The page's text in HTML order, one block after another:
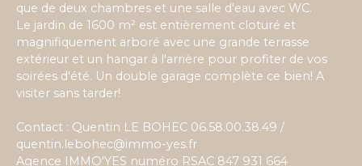
que de deux chambres et une salle d'eau avec WC.
Le jardin de 1600 m² est entièrement cloturé et
magnifiquement arboré avec une grande terrasse
extérieur et un hangar à l'arrière pour profiter de vos
soirées d'été. Un double garage complète ce bien! A
visiter sans tarder!
Contact : Quentin LE BOHEC 06.58.00.38.49 /
quentin.lebohec@immo-yes.fr
Agence IMMO'YES numéro RSAC 847 931 664